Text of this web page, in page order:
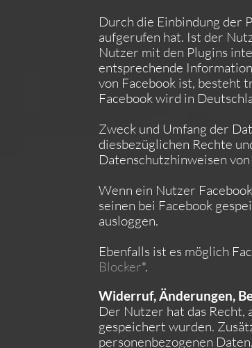
Durch die Einbindung der
aufgerufen hat. Ist der
Nutzer mit den Plugins
entsprechende
von Facebook ist, besteht
Facebook wird in
Zweck und Umfang der
diesbezüglichen Rechte
Datenschutzhinweisen
Wenn ein Nutzer
seinen bei Facebook
ausloggen.
Ebenfalls ist es möglich
Blocker".
Widerruf, Änderungen,
Der Nutzer hat das
gespeichert wurden.
personenbezogenen